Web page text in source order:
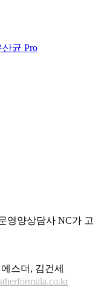
균 Pro
영양상담사 NC가 고
스더, 김건세